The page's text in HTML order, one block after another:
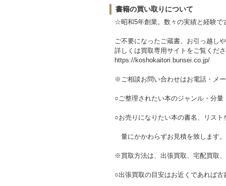
書籍の買い取りについて
☆昭和5年創業。数々の実績と経験
ご不要になったご蔵書、お引っ越し
詳しくは買取専用サイトをご覧くだ
https://koshokaitori.bunsei.co.jp/
※ご相談お問い合わせはお電話・メ
○ご整理されたい本のジャンル・分
○お売りになりたい本の書名、リス
量にかかわらずお見積を致します。
※買取方法は、出張買取、宅配買取
○出張買取の目安はお近くであれば